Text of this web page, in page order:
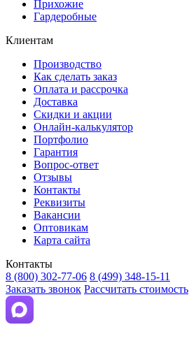
Прихожие
Гардеробные
Клиентам
Производство
Как сделать заказ
Оплата и рассрочка
Доставка
Скидки и акции
Онлайн-калькулятор
Портфолио
Гарантия
Вопрос-ответ
Отзывы
Контакты
Реквизиты
Вакансии
Оптовикам
Карта сайта
Контакты
8 (800) 302-77-06 8 (499) 348-15-11
Заказать звонок Рассчитать стоимость